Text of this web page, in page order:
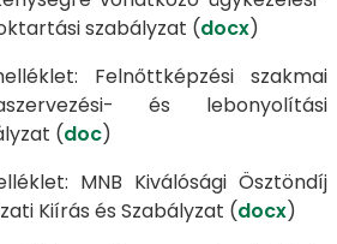
szabályzat (docx)
Felnőttképzési szakmai
és lebonyolítási
(doc)
MNB Kiválósági Ösztöndíj
Kiírás és Szabályzat (docx)